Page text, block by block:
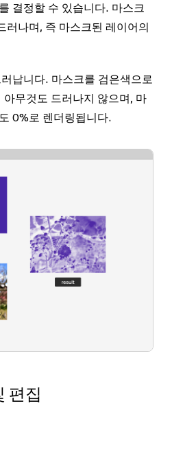
결정할 수 있습니다. 마스크
러나며, 즉 마스크된 레이어의
납니다. 마스크를 검은색으로
아무것도 드러나지 않으며, 마
0%로 렌더링됩니다.
편집